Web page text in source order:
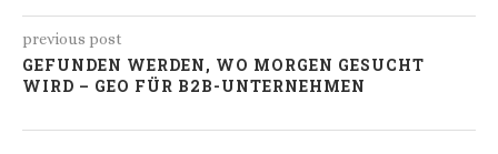
previous post
GEFUNDEN WERDEN, WO MORGEN GESUCHT
WIRD – GEO FÜR B2B-UNTERNEHMEN